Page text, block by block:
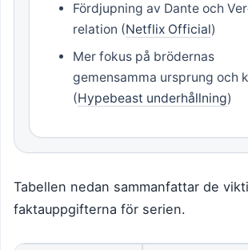
Fördjupning av Dante och
relation (Netflix Official)
Mer fokus på brödernas
gemensamma ursprung och
(Hypebeast underhållning)
Tabellen nedan sammanfattar de
faktauppgifterna för serien.